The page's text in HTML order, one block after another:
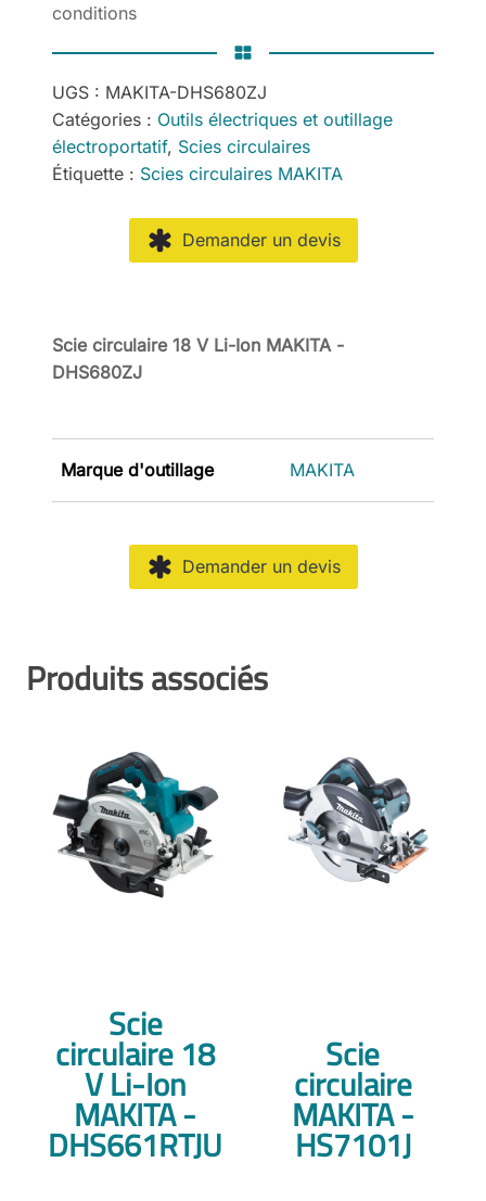
conditions
UGS : MAKITA-DHS680ZJ
Catégories : Outils électriques et outillage
électroportatif, Scies circulaires
Étiquette : Scies circulaires MAKITA
Demander un devis
Scie circulaire 18 V Li-Ion MAKITA -
DHS680ZJ
Marque d'outillage MAKITA
Demander un devis
Produits associés
Scie
circulaire 18
V Li-Ion
MAKITA -
DHS661RTJU
Scie
circulaire
MAKITA -
HS7101J